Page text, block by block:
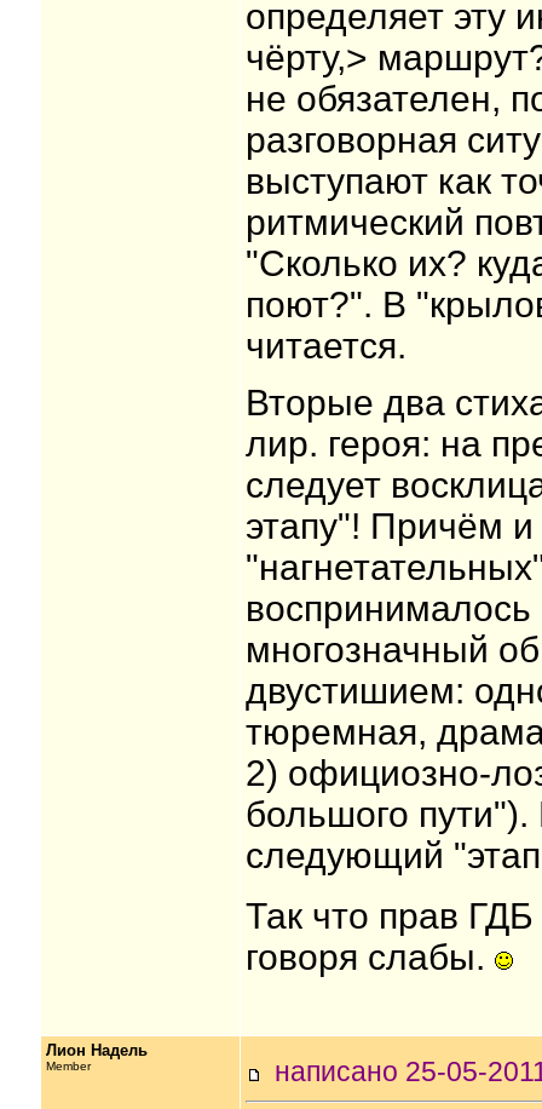
определяет эту
чёрту,>
не обязателен,
разговорная
выступают как
ритмический
"Сколько их?
поют?". В
читается.
Вторые два
лир. героя: на
следует
этапу"! Причём и
воспринималось
многозначный
двустишием:
тюремная,
2) официозно-
большого пути").
следующий
Так что прав
говоря слабы.
Лион Надель
Member написано 25-05-